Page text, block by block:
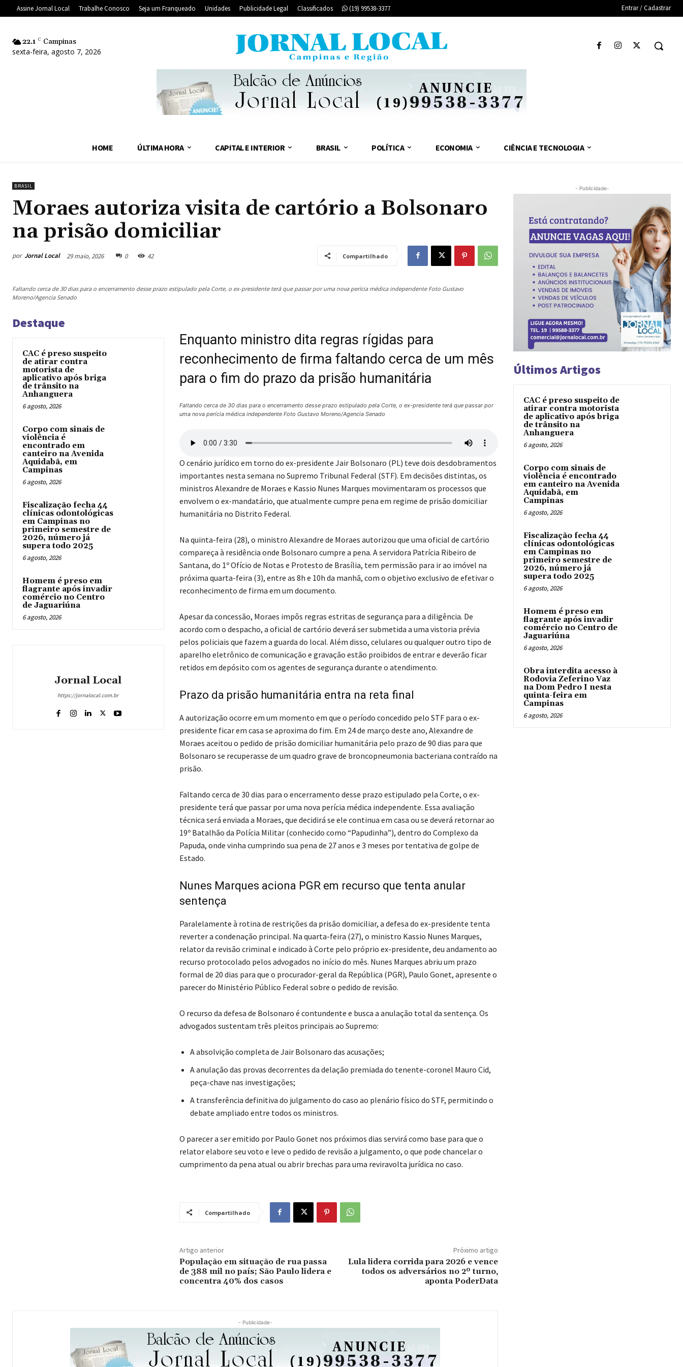
Assine Jornal Local Trabalhe Conosco Seja um Franqueado Unidades Publicidade Legal Classificados (19) 99538-3377 Entrar / Cadastrar
22.1 C Campinas
sexta-feira, agosto 7, 2026
HOME ÚLTIMA HORA CAPITAL E INTERIOR BRASIL POLÍTICA ECONOMIA CIÊNCIA E TECNOLOGIA
BRASIL
Moraes autoriza visita de cartório a Bolsonaro
na prisão domiciliar
por Jornal Local 29 maio, 2026 0 42 Compartilhado
Faltando cerca de 30 dias para o encerramento desse prazo estipulado pela Corte, o ex-presidente terá que passar por uma nova perícia médica independente Foto Gustavo
Moreno/Agencia Senado
Destaque
CAC é preso suspeito
de atirar contra
motorista de
aplicativo após briga
de trânsito na
Anhanguera
6 agosto, 2026
Corpo com sinais de
violência é
encontrado em
canteiro na Avenida
Aquidabã, em
Campinas
6 agosto, 2026
Fiscalização fecha 44
clínicas odontológicas
em Campinas no
primeiro semestre de
2026, número já
supera todo 2025
6 agosto, 2026
Homem é preso em
flagrante após invadir
comércio no Centro
de Jaguariúna
6 agosto, 2026
Jornal Local
https://jornalocal.com.br
Enquanto ministro dita regras rígidas para
reconhecimento de firma faltando cerca de um mês
para o fim do prazo da prisão humanitária
Faltando cerca de 30 dias para o encerramento desse prazo estipulado pela Corte, o ex-presidente terá que passar por
uma nova perícia médica independente Foto Gustavo Moreno/Agencia Senado
O cenário jurídico em torno do ex-presidente Jair Bolsonaro (PL) teve dois desdobramentos
importantes nesta semana no Supremo Tribunal Federal (STF). Em decisões distintas, os
ministros Alexandre de Moraes e Kassio Nunes Marques movimentaram os processos que
envolvem o ex-mandatário, que atualmente cumpre pena em regime de prisão domiciliar
humanitária no Distrito Federal.
Na quinta-feira (28), o ministro Alexandre de Moraes autorizou que uma oficial de cartório
compareça à residência onde Bolsonaro cumpre a pena. A servidora Patrícia Ribeiro de
Santana, do 1º Ofício de Notas e Protesto de Brasília, tem permissão para ir ao imóvel na
próxima quarta-feira (3), entre as 8h e 10h da manhã, com o objetivo exclusivo de efetivar o
reconhecimento de firma em um documento.
Apesar da concessão, Moraes impôs regras estritas de segurança para a diligência. De
acordo com o despacho, a oficial de cartório deverá ser submetida a uma vistoria prévia
pelos policiais que fazem a guarda do local. Além disso, celulares ou qualquer outro tipo de
aparelho eletrônico de comunicação e gravação estão proibidos de entrar e deverão ficar
retidos em depósito com os agentes de segurança durante o atendimento.
Prazo da prisão humanitária entra na reta final
A autorização ocorre em um momento em que o período concedido pelo STF para o ex-
presidente ficar em casa se aproxima do fim. Em 24 de março deste ano, Alexandre de
Moraes aceitou o pedido de prisão domiciliar humanitária pelo prazo de 90 dias para que
Bolsonaro se recuperasse de um quadro grave de broncopneumonia bacteriana contraído na
prisão.
Faltando cerca de 30 dias para o encerramento desse prazo estipulado pela Corte, o ex-
presidente terá que passar por uma nova perícia médica independente. Essa avaliação
técnica será enviada a Moraes, que decidirá se ele continua em casa ou se deverá retornar ao
19º Batalhão da Polícia Militar (conhecido como “Papudinha”), dentro do Complexo da
Papuda, onde vinha cumprindo sua pena de 27 anos e 3 meses por tentativa de golpe de
Estado.
Nunes Marques aciona PGR em recurso que tenta anular
sentença
Paralelamente à rotina de restrições da prisão domiciliar, a defesa do ex-presidente tenta
reverter a condenação principal. Na quarta-feira (27), o ministro Kassio Nunes Marques,
relator da revisão criminal e indicado à Corte pelo próprio ex-presidente, deu andamento ao
recurso protocolado pelos advogados no início do mês. Nunes Marques abriu um prazo
formal de 20 dias para que o procurador-geral da República (PGR), Paulo Gonet, apresente o
parecer do Ministério Público Federal sobre o pedido de revisão.
O recurso da defesa de Bolsonaro é contundente e busca a anulação total da sentença. Os
advogados sustentam três pleitos principais ao Supremo:
A absolvição completa de Jair Bolsonaro das acusações;
A anulação das provas decorrentes da delação premiada do tenente-coronel Mauro Cid,
peça-chave nas investigações;
A transferência definitiva do julgamento do caso ao plenário físico do STF, permitindo o
debate ampliado entre todos os ministros.
O parecer a ser emitido por Paulo Gonet nos próximos dias servirá como base para que o
relator elabore seu voto e leve o pedido de revisão a julgamento, o que pode chancelar o
cumprimento da pena atual ou abrir brechas para uma reviravolta jurídica no caso.
Compartilhado
Artigo anterior
População em situação de rua passa
de 388 mil no país; São Paulo lidera e
concentra 40% dos casos
Próximo artigo
Lula lidera corrida para 2026 e vence
todos os adversários no 2º turno,
aponta PoderData
- Publicidade-
- Publicidade-
Últimos Artigos
CAC é preso suspeito de
atirar contra motorista
de aplicativo após briga
de trânsito na
Anhanguera
6 agosto, 2026
Corpo com sinais de
violência é encontrado
em canteiro na Avenida
Aquidabã, em
Campinas
6 agosto, 2026
Fiscalização fecha 44
clínicas odontológicas
em Campinas no
primeiro semestre de
2026, número já
supera todo 2025
6 agosto, 2026
Homem é preso em
flagrante após invadir
comércio no Centro de
Jaguariúna
6 agosto, 2026
Obra interdita acesso à
Rodovia Zeferino Vaz
na Dom Pedro I nesta
quinta-feira em
Campinas
6 agosto, 2026